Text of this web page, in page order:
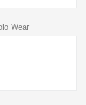
Wear